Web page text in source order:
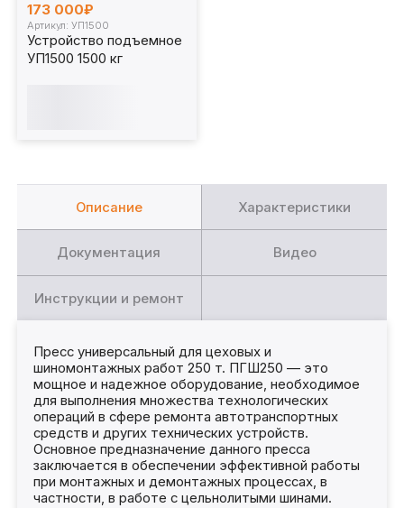
173 000₽
Артикул: УП1500
Устройство подъемное
УП1500 1500 кг
Описание Характеристики
Документация Видео
Инструкции и ремонт
Пресс универсальный для цеховых и
шиномонтажных работ 250 т. ПГШ250 — это
мощное и надежное оборудование, необходимое
для выполнения множества технологических
операций в сфере ремонта автотранспортных
средств и других технических устройств.
Основное предназначение данного пресса
заключается в обеспечении эффективной работы
при монтажных и демонтажных процессах, в
частности, в работе с цельнолитыми шинами.